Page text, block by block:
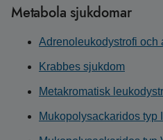
Metabola sjukdomar
Adrenoleukodystrofi och
Krabbes sjukdom
Metakromatisk
Mukopolysackaridos typ I